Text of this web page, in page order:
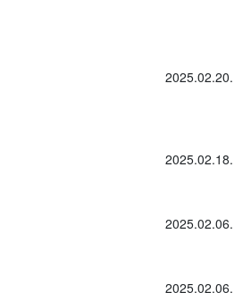
2025.02.20.
2025.02.18.
2025.02.06.
2025.02.06.